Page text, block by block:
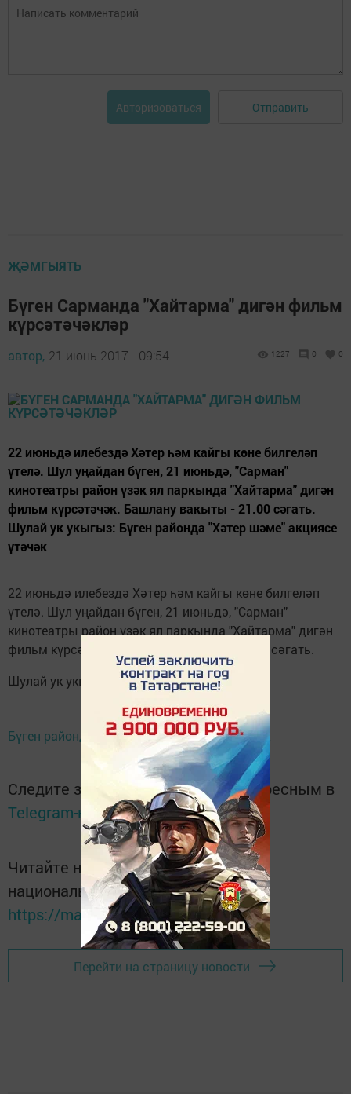
Авторизоваться Отправить
ҖӘМГЫЯТЬ
Бүген Сарманда "Хайтарма" дигән фильм
күрсәтәчәкләр
автор, 21 июнь 2017 - 09:54 1227 0 0
22 июньдә илебездә Хәтер һәм кайгы көне билгеләп
үтелә. Шул уңайдан бүген, 21 июньдә, "Сарман"
кинотеатры район үзәк ял паркында "Хайтарма" дигән
фильм күрсәтәчәк. Башлану вакыты - 21.00 сәгать.
Шулай ук укыгыз: Бүген районда "Хәтер шәме" акциясе
үтәчәк
22 июньдә илебездә Хәтер һәм кайгы көне билгеләп
үтелә. Шул уңайдан бүген, 21 июньдә, "Сарман"
кинотеатры район үзәк ял паркында "Хайтарма" дигән
фильм күрсәтәчәк. Башлану вакыты - 21.00 сәгать.
Шулай ук укыгыз:
Бүген районда "Хәтер шәме" акциясе үтәчәк
Следите за самым важным и интересным в
Telegram-каналеТатмедиа
Читайте новости Татарстана в
национальном мессенджере MАХ:
https://max.ru/tatmedia
Перейти на страницу новости